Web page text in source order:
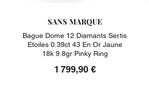
SANS MARQUE
Bague Dome 12 Diamants Sertis
Etoiles 0.39ct 43 En Or Jaune
18k 9.8gr Pinky Ring
1 799,90 €